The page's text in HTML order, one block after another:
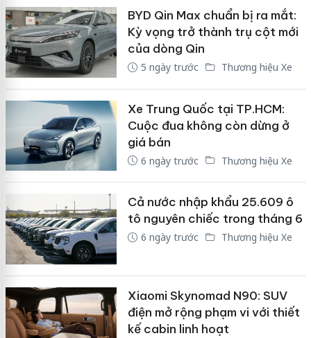
BYD Qin Max chuẩn bị ra mắt:
Kỳ vọng trở thành trụ cột mới
của dòng Qin
5 ngày trước Thương hiệu Xe
Xe Trung Quốc tại TP.HCM:
Cuộc đua không còn dừng ở
giá bán
6 ngày trước Thương hiệu Xe
Cả nước nhập khẩu 25.609 ô
tô nguyên chiếc trong tháng 6
6 ngày trước Thương hiệu Xe
Xiaomi Skynomad N90: SUV
điện mở rộng phạm vi với thiết
kế cabin linh hoạt